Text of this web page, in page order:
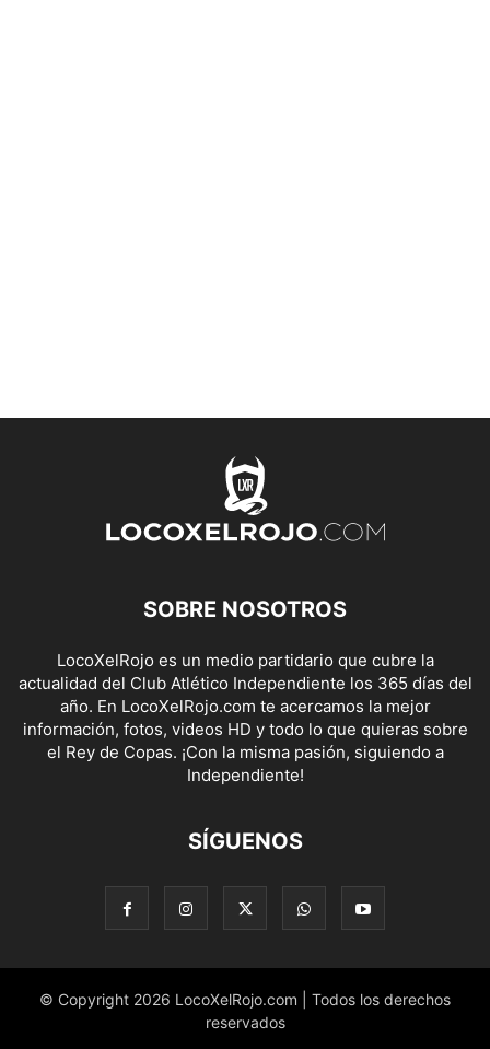
SOBRE NOSOTROS
LocoXelRojo es un medio partidario que cubre la
actualidad del Club Atlético Independiente los 365 días del
año. En LocoXelRojo.com te acercamos la mejor
información, fotos, videos HD y todo lo que quieras sobre
el Rey de Copas. ¡Con la misma pasión, siguiendo a
Independiente!
SÍGUENOS
© Copyright 2026 LocoXelRojo.com | Todos los derechos
reservados